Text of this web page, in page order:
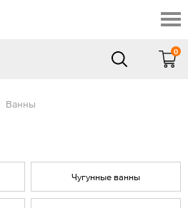
0
Ванны
Чугунные ванны